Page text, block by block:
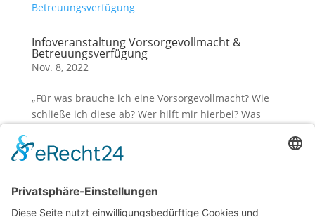
Infoveranstaltung Vorsorgevollmacht &
Betreuungsverfügung
Nov. 8, 2022
„Für was brauche ich eine Vorsorgevollmacht? Wie
schließe ich diese ab? Wer hilft mir hierbei? Was
In einem kompakten Vortrag referiert Frau Nicola
Dietz von unserem Betreuungsverein über die